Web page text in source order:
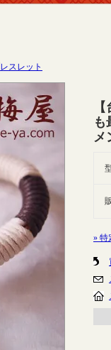
スレット
も
メ
» 特